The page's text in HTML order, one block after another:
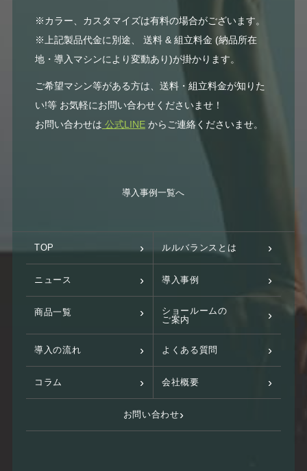
※カラー、カスタマイズは有料の場合がございます。
※上記製品代金に別途、 送料 & 組立料金 (納品所在
地・導入マシンにより変動あり)が掛かります。
ご希望マシン等がある方は、送料・組立料金が知りた
い!等 お気軽にお問い合わせくださいませ！
お問い合わせは 公式LINEからご連絡くださいませ。
導入事例一覧へ
TOP ルルバランスとは
ニュース 導入事例
商品一覧
ショールームの
ご案内
導入の流れ よくある質問
コラム 会社概要
お問い合わせ